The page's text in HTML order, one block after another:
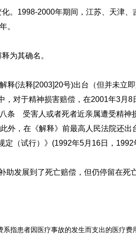
1998-2000年期间，江苏、天津、
。
为其确名。
(法释[2003]20号)出台（但并未立
，对于精神损害赔偿，在2001年3月
条 受害人或者死者近亲属遭受精
外，在《解释》前最高人民法院还
（试行）》(1992年5月16日，
发展到了死亡赔偿，但仍停留在死
患者因医疗事故的发生而支出的医疗费